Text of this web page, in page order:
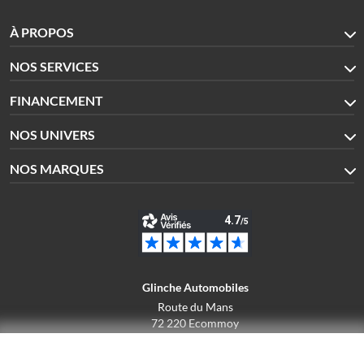
À PROPOS
NOS SERVICES
FINANCEMENT
NOS UNIVERS
NOS MARQUES
Glinche Automobiles
Route du Mans
72 220 Ecommoy